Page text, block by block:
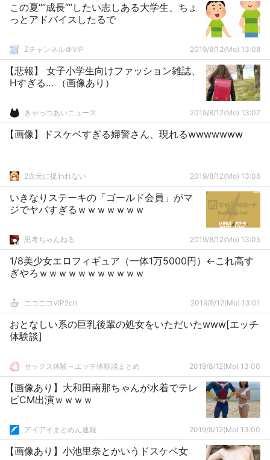
この夏“”成長“”したい志しある大学生、ちょ
っとアドバイスしたるで
Zチャンネル＠VIP 2019/8/12(Mo) 13:08
【悲報】 女子小学生向けファッション雑誌、
Hすぎる… （画像あり）
きゃっつあいニュース 2019/8/12(Mo) 13:07
【画像】ドスケベすぎる婦警さん、現れるwwwwwww
2次元に捉われない 2019/8/12(Mo) 13:06
いきなりステーキの「ゴールド会員」がマ
ジでヤバすぎるｗｗｗｗｗｗｗ
思考ちゃんねる 2019/8/12(Mo) 13:05
1/8美少女エロフィギュア（一体1万5000円）←これ高す
ぎやろｗｗｗｗｗｗｗｗｗｗｗ
ニコニコVIP2ch 2019/8/12(Mo) 13:01
おとなしい系の巨乳後輩の処女をいただいたwww[エッチ
体験談]
セックス体験～エッチ体験談まとめ 2019/8/12(Mo) 13:00
【画像あり】大和田南那ちゃんが水着でテレ
ビCM出演ｗｗｗｗ
アイアイまとめん速報 2019/8/12(Mo) 13:00
【画像あり】小池里奈とかいうドスケベ女